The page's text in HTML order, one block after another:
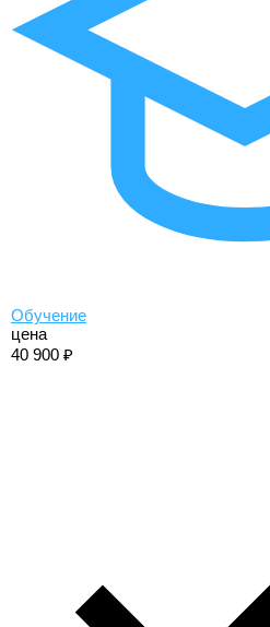
Обучение
цена
40 900